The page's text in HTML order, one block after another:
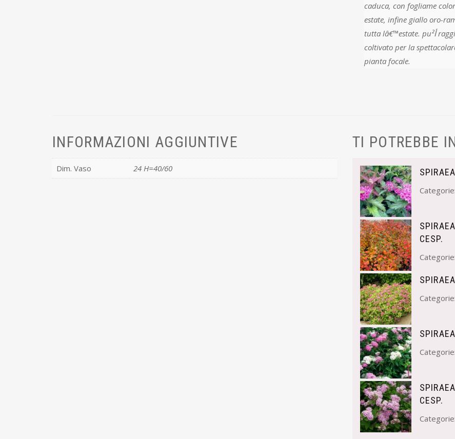
caduca, con fogliame
estate, infine giallo oro-
tutta lâ€™estate. puأ² raggiungere unâ€™altezza di circa 50 cm. arbusto
coltivato per la
pianta focale.
INFORMAZIONI AGGIUNTIVE
Dim. Vaso 24 H=40/60
TI POTREBBE
Categorie:
CESP.
Categorie:
Categorie:
Categorie:
CESP.
Categorie: